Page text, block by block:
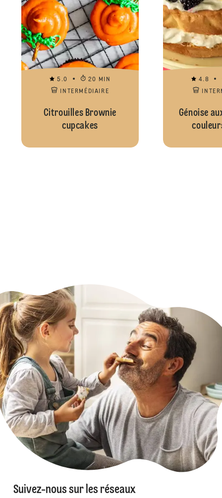
5.0
20 MIN
INTERMÉDIAIRE
Citrouilles Brownie
cupcakes
4.8
Génoise
Suivez-nous sur les réseaux